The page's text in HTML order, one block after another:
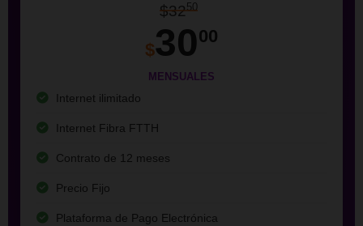
$3250
$3000
MENSUALES
Internet ilimitado
Internet Fibra FTTH
Contrato de 12 meses
Precio Fijo
Plataforma de Pago Electrónica